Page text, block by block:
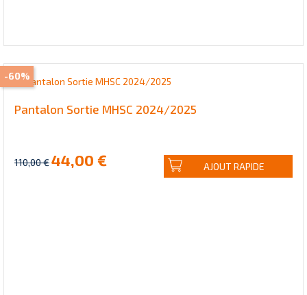
Pantalon Sortie MHSC 2024/2025
110,00 €44,00 € AJOUT RAPIDE
-60%